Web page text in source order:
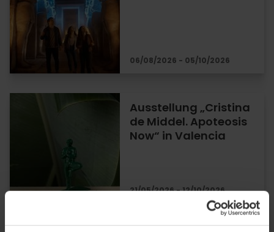
06/08/2026 - 05/10/2026
Ausstellung „Cristina
de Middel. Apoteosis
Now“ in Valencia
21/05/2026 - 12/10/2026